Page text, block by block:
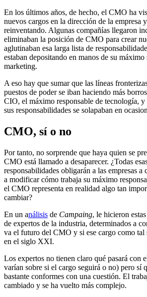
En los últimos años, de hecho, el CMO ha
nuevos cargos en la dirección de la empresa
reinventando. Algunas compañías llegaron
eliminaban la posición de CMO para crear
aglutinaban esa larga lista de
estaban depositando en manos de su máximo
marketing.
A eso hay que sumar que las líneas
puestos de poder se iban haciendo más
CIO, el máximo responsable de tecnología,
sus responsabilidades se solapaban en
CMO, sí o no
Por tanto, no sorprende que haya quien se
CMO está llamado a desaparecer. ¿Todas
responsabilidades obligarán a las empresas a
a modificar cómo trabaja su máximo
el CMO representa en realidad algo tan
cambiar?
En un análisis de Campaing, le hicieron
de expertos de la industria, determinados a
va el futuro del CMO y si ese cargo como tal
en el siglo XXI.
Los expertos no tienen claro qué pasará con
varían sobre si el cargo seguirá o no) pero sí
bastante conformes con una cuestión. El
cambiado y se ha vuelto más complejo.